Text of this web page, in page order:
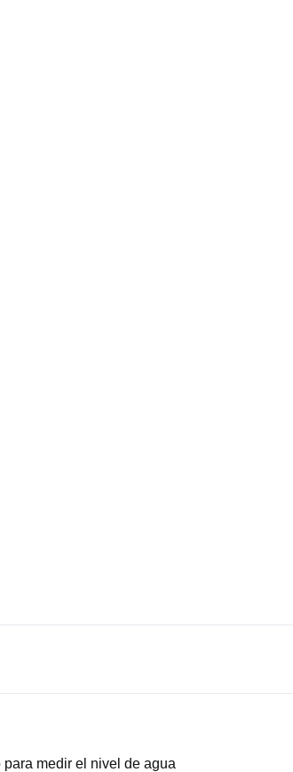
medir el nivel de agua